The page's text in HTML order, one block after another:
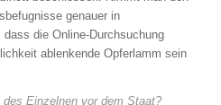
genauer in
die Online-Durchsuchung
ablenkende Opferlamm sein
Einzelnen vor dem Staat?